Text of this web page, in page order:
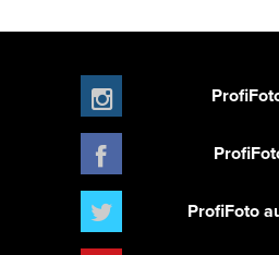
ProfiFoto